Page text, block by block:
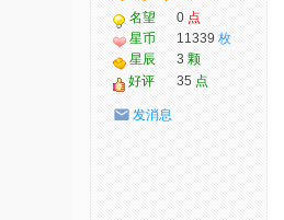
名望 0 点
星币
11339 枚
星辰
3 颗
好评
35 点
发消息